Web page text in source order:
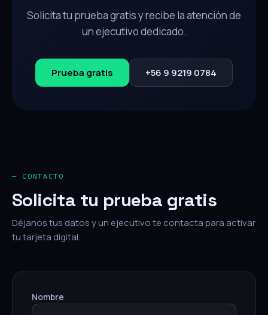
Solicita tu prueba gratis y recibe la atención de
un ejecutivo dedicado.
Prueba gratis +56 9 9219 0784
— CONTACTO
Solicita tu prueba gratis
Déjanos tus datos y un ejecutivo te contacta para activar
tu tarjeta digital.
Nombre